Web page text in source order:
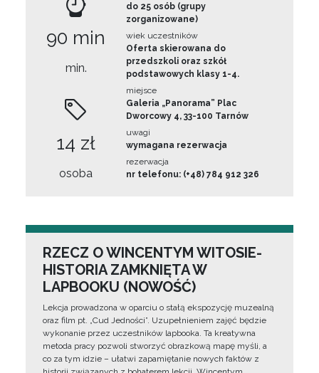
90 min
min.
14 zł
osoba
do 25 osób (grupy
zorganizowane)
wiek uczestników
Oferta skierowana do
przedszkoli oraz szkół
podstawowych klasy 1-4.
miejsce
Galeria „Panorama” Plac
Dworcowy 4, 33-100 Tarnów
uwagi
wymagana rezerwacja
rezerwacja
nr telefonu: (+48) 784 912 326
RZECZ O WINCENTYM WITOSIE-
HISTORIA ZAMKNIĘTA W
LAPBOOKU (NOWOŚĆ)
Lekcja prowadzona w oparciu o stałą ekspozycję muzealną
oraz film pt. „Cud Jedności”. Uzupełnieniem zajęć będzie
wykonanie przez uczestników lapbooka. Ta kreatywna
metoda pracy pozwoli stworzyć obrazkową mapę myśli, a
co za tym idzie – ułatwi zapamiętanie nowych faktów z